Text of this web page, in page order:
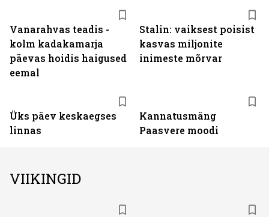
Vanarahvas teadis -
kolm kadakamarja
päevas hoidis haigused
eemal
Stalin: vaiksest poisist
kasvas miljonite
inimeste mõrvar
Üks päev keskaegses
linnas
Kannatusmäng
Paasvere moodi
VIIKINGID